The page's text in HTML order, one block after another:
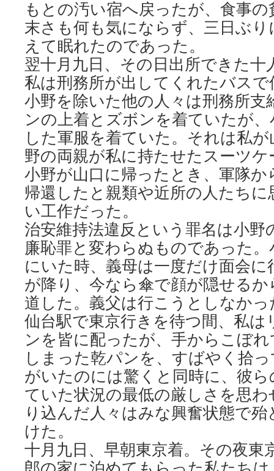
もとの汚い宿へ戻ったが、食事
末さも何も気にならず、三日ぶ
えて眠れたのであった。
翌十月九日、その日出所できた十
私は刑務所が出してくれたバス
小野を除いた他の人々は刑務所支
ンの上着とズボンを着ていたが
した軍服を着ていた。それは私
野の両親が私に持たせたスーツ
小野が山口に帰ったとき、軍隊
帰還したと親類や近所の人たち
い工作だった。
治安維持法違反という罪名は小野
廉恥罪と変わらぬものであった
にいた時、義母は一度だけ面会
が降り、今なら傘で顔が隠せる
道した。義父は行こうとしなかっ
仙台駅で東京行きを待つ間、私
ンを皆に配ったが、手からこぼ
しまった乾パンを、すばやく拾
がいたのには驚くと同時に、彼
ていた状況の最低の厳しさを思
り込んだ人々はみな興奮状態で
けた。
十月九日、早朝東京着。その夜東